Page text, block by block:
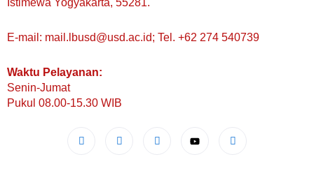
Istimewa Yogyakarta, 55281.
E-mail: mail.lbusd@usd.ac.id; Tel. +62 274 540739
Waktu Pelayanan:
Senin-Jumat
Pukul 08.00-15.30 WIB